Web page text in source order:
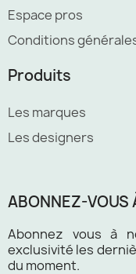
Espace pros
Conditions
Produits
Les marques
Les designers
ABONNEZ-VOUS
Abonnez vous à
exclusivité les
du moment.